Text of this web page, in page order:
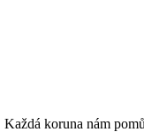
koruna nám